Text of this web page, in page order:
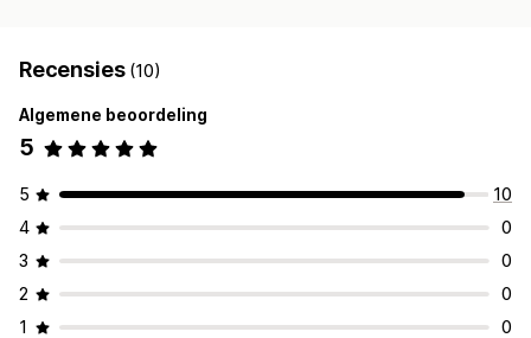
Recensies (10)
Algemene beoordeling
5
5
10
4
0
3
0
2
0
1
0